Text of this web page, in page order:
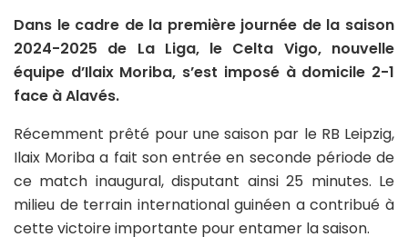
Dans le cadre de la première journée de la saison
2024-2025 de La Liga, le Celta Vigo, nouvelle
équipe d’Ilaix Moriba, s’est imposé à domicile 2-1
face à Alavés.
Récemment prêté pour une saison par le RB Leipzig,
Ilaix Moriba a fait son entrée en seconde période de
ce match inaugural, disputant ainsi 25 minutes. Le
milieu de terrain international guinéen a contribué à
cette victoire importante pour entamer la saison.